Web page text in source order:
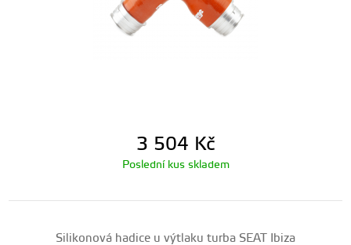
3 504 Kč
Poslední kus skladem
Silikonová hadice u výtlaku turba SEAT Ibiza